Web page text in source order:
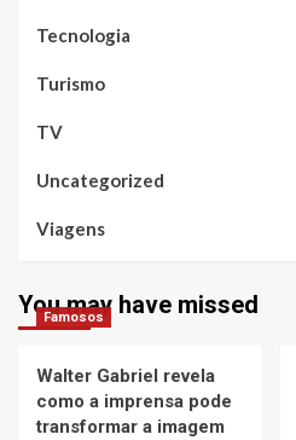
Tecnologia
Turismo
TV
Uncategorized
Viagens
You may have missed
Famosos
Walter Gabriel revela
como a imprensa pode
transformar a imagem